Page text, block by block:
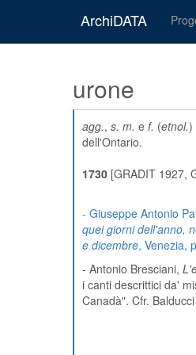
ArchiDATA
urone
agg., s. m. e f. (etnol.)
dell'Ontario.
1730 [GRADIT 1927,
- Giuseppe Antonio
quei giorni dell'anno,
e dicembre, Venezia,
- Antonio Bresciani,
i canti descrittici da'
Canadà". Cfr.